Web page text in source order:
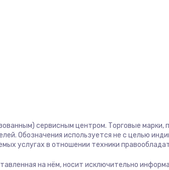
сервисным центром. Торговые марки,
Обозначения используется не с целью
услугах в отношении техники
на нём, носит исключительно